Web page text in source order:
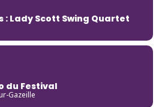
: Lady Scott Swing Quartet
du Festival
Gazeille